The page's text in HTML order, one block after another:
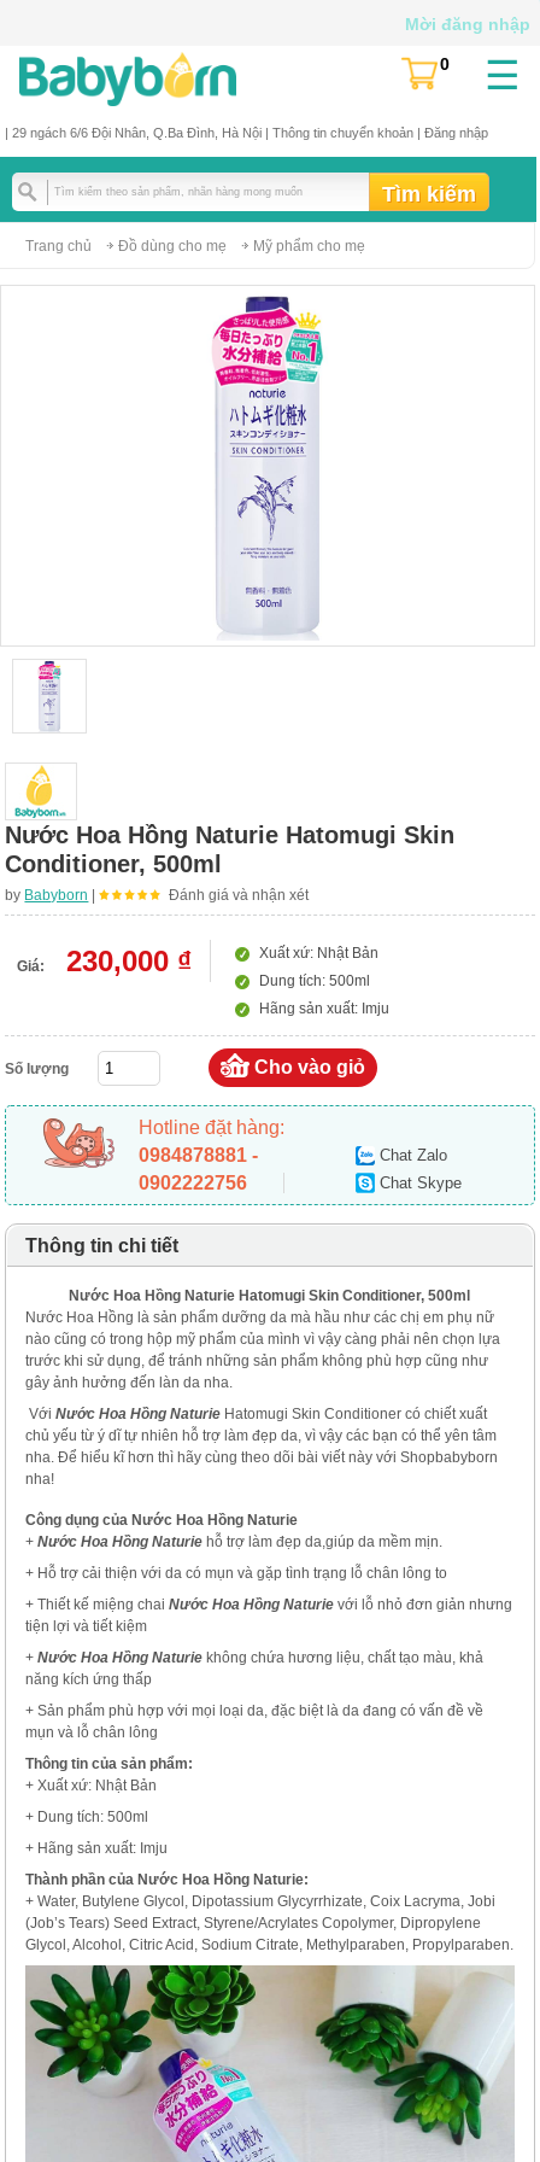
| 29 ngách 6/6 Đội Nhân, Q.Ba Đình, Hà Nội | Thông tin chuyển khoản| Đăng nhập
☰
(
0
Mời đăng nhập
Trang chủ Đồ dùng cho mẹ Mỹ phẩm cho mẹ
Nước Hoa Hồng Naturie Hatomugi Skin
Conditioner, 500ml
by Babyborn | Đánh giá và nhận xét
Giá: 230,000 ₫
Xuất xứ: Nhật Bản
Dung tích: 500ml
Hãng sản xuất: Imju
Số lượng
Hotline đặt hàng:
0984878881 -
0902222756
Chat Zalo
Chat Skype
Thông tin chi tiết
Nước Hoa Hồng Naturie Hatomugi Skin Conditioner, 500ml
Nước Hoa Hồng là sản phẩm dưỡng da mà hầu như các chị em phụ nữ
nào cũng có trong hộp mỹ phẩm của mình vì vậy càng phải nên chọn lựa
trước khi sử dụng, để tránh những sản phẩm không phù hợp cũng như
gây ảnh hưởng đến làn da nha.
VớiNước Hoa Hồng Naturie Hatomugi Skin Conditioner có chiết xuất
chủ yếu từ ý dĩ tự nhiên hỗ trợ làm đẹp da, vì vậy các bạn có thể yên tâm
nha. Để hiểu kĩ hơn thì hãy cùng theo dõi bài viết này với Shopbabyborn
nha!
Công dụng của Nước Hoa Hồng Naturie
+Nước Hoa Hồng Naturie hỗ trợ làm đẹp da,giúp da mềm mịn.
+ Hỗ trợ cải thiện với da có mụn và gặp tình trạng lỗ chân lông to
+ Thiết kế miệng chaiNước Hoa Hồng Naturie với lỗ nhỏ đơn giản nhưng
tiện lợi và tiết kiệm
+Nước Hoa Hồng Naturie không chứa hương liệu, chất tạo màu, khả
năng kích ứng thấp
+ Sản phẩm phù hợp với mọi loại da, đặc biệt là da đang có vấn đề về
mụn và lỗ chân lông
Thông tin của sản phẩm:
+ Xuất xứ: Nhật Bản
+ Dung tích: 500ml
+ Hãng sản xuất: Imju
Thành phần của Nước Hoa Hồng Naturie:
+ Water, Butylene Glycol, Dipotassium Glycyrrhizate, Coix Lacryma, Jobi
(Job’s Tears) Seed Extract, Styrene/Acrylates Copolymer, Dipropylene
Glycol, Alcohol, Citric Acid, Sodium Citrate, Methylparaben, Propylparaben.